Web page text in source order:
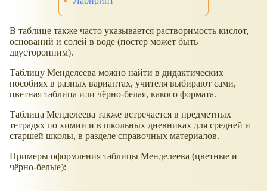
В таблице также часто указывается растворимость кислот,
оснований и солей в воде (постер может быть
двусторонним).
Таблицу Менделеева можно найти в дидактических
пособиях в разных вариантах, учителя выбирают сами,
цветная таблица или чёрно-белая, какого формата.
Таблица Менделеева также встречается в предметных
тетрадях по химии и в школьных дневниках для средней и
старшей школы, в разделе справочных материалов.
Примеры оформления таблицы Менделеева (цветные и
чёрно-белые):